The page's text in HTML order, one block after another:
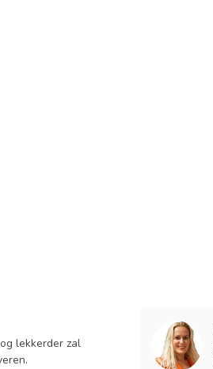
lekkerder zal